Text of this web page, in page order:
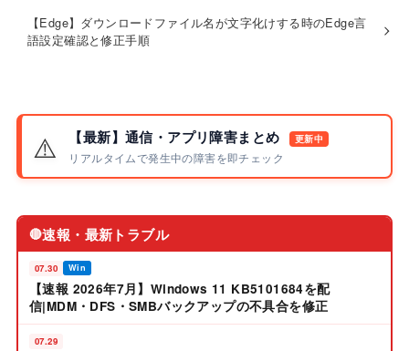
【Edge】ダウンロードファイル名が文字化けする時のEdge言
語設定確認と修正手順
⚠️ 【最新】通信・アプリ障害まとめ 更新中
リアルタイムで発生中の障害を即チェック
🔴速報・最新トラブル
07.30 Win
【速報 2026年7月】Windows 11 KB5101684を配
信|MDM・DFS・SMBバックアップの不具合を修正
07.29